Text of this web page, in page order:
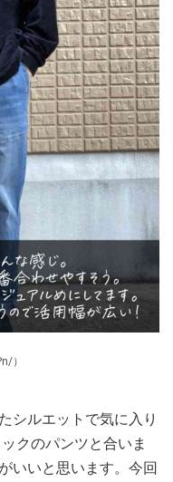
）
シルエットで気に入り
クのパンツと合いま
いいと思います。今回